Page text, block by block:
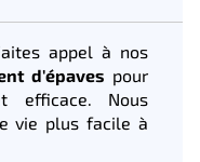
appel à nos
d'épaves pour
efficace. Nous
vie plus facile à